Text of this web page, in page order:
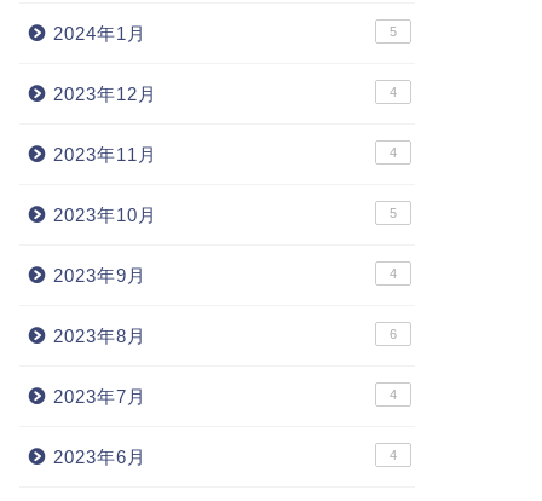
2024年1月 5
2023年12月 4
2023年11月 4
2023年10月 5
2023年9月 4
2023年8月 6
2023年7月 4
2023年6月 4